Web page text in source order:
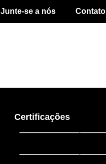
Junte-se a nós Contato
Certificações